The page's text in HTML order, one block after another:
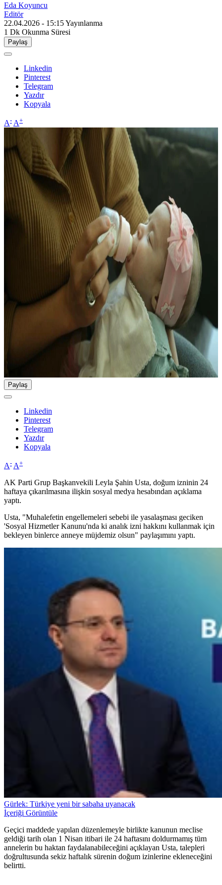
Eda Koyuncu
Editör
22.04.2026 - 15:15Yayınlanma
1 Dk Okunma Süresi
Paylaş
Linkedin
Pinterest
Telegram
Yazdır
Kopyala
A- A+
Paylaş
Linkedin
Pinterest
Telegram
Yazdır
Kopyala
A- A+
AK Parti Grup Başkanvekili Leyla Şahin Usta, doğum izninin 24
haftaya çıkarılmasına ilişkin sosyal medya hesabından açıklama
yaptı.
Usta, "Muhalefetin engellemeleri sebebi ile yasalaşması geciken
'Sosyal Hizmetler Kanunu'nda ki analık izni hakkını kullanmak için
bekleyen binlerce anneye müjdemiz olsun" paylaşımını yaptı.
Gürlek: Türkiye yeni bir sabaha uyanacak
İçeriği Görüntüle
Geçici maddede yapılan düzenlemeyle birlikte kanunun meclise
geldiği tarih olan 1 Nisan itibari ile 24 haftasını doldurmamış tüm
annelerin bu haktan faydalanabileceğini açıklayan Usta, talepleri
doğrultusunda sekiz haftalık sürenin doğum izinlerine ekleneceğini
belirtti.